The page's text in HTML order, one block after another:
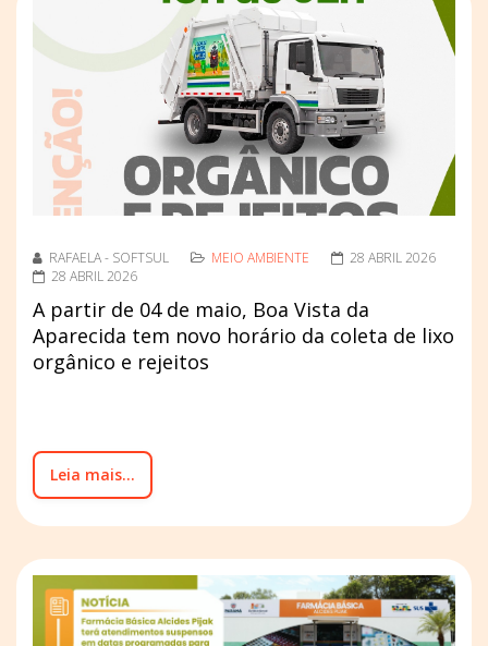
RAFAELA - SOFTSUL MEIO AMBIENTE
28 ABRIL 2026
28 ABRIL 2026
A partir de 04 de maio, Boa Vista da
Aparecida tem novo horário da coleta de lixo
orgânico e rejeitos
Leia mais...